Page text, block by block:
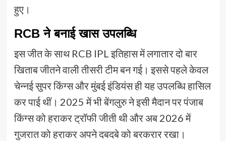
हुए।
RCB ने बनाई खास उपलब्धि
इस जीत के साथ RCB IPL इतिहास में लगातार दो बार
खिताब जीतने वाली तीसरी टीम बन गई। इससे पहले केवल
चेन्नई सुपर किंग्स और मुंबई इंडियंस ही यह उपलब्धि हासिल
कर पाई थीं। 2025 में भी बेंगलुरु ने इसी मैदान पर पंजाब
किंग्स को हराकर ट्रॉफी जीती थी और अब 2026 में
गुजरात को हराकर अपने दबदबे को बरकरार रखा।